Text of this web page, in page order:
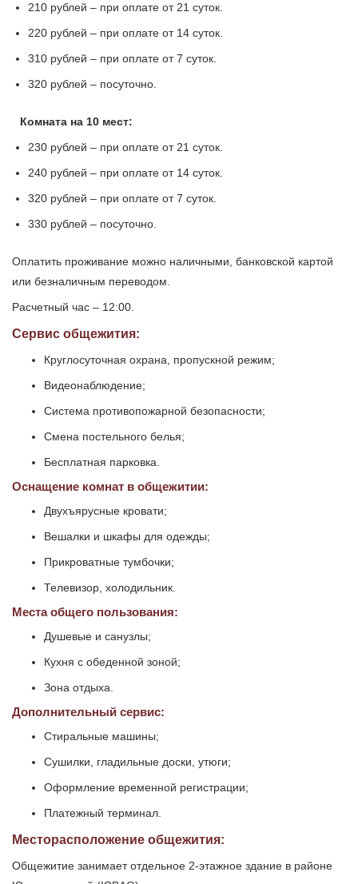
210 рублей – при оплате от 21 суток.
220 рублей – при оплате от 14 суток.
310 рублей – при оплате от 7 суток.
320 рублей – посуточно.
Комната на 10 мест:
230 рублей – при оплате от 21 суток.
240 рублей – при оплате от 14 суток.
320 рублей – при оплате от 7 суток.
330 рублей – посуточно.
Оплатить проживание можно наличными, банковской картой
или безналичным переводом.
Расчетный час – 12:00.
Сервис общежития:
Круглосуточная охрана, пропускной режим;
Видеонаблюдение;
Система противопожарной безопасности;
Смена постельного белья;
Бесплатная парковка.
Оснащение комнат в общежитии:
Двухъярусные кровати;
Вешалки и шкафы для одежды;
Прикроватные тумбочки;
Телевизор, холодильник.
Места общего пользования:
Душевые и санузлы;
Кухня с обеденной зоной;
Зона отдыха.
Дополнительный сервис:
Стиральные машины;
Сушилки, гладильные доски, утюги;
Оформление временной регистрации;
Платежный терминал.
Месторасположение общежития:
Общежитие занимает отдельное 2-этажное здание в районе